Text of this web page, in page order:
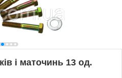
і маточинь 13 од.